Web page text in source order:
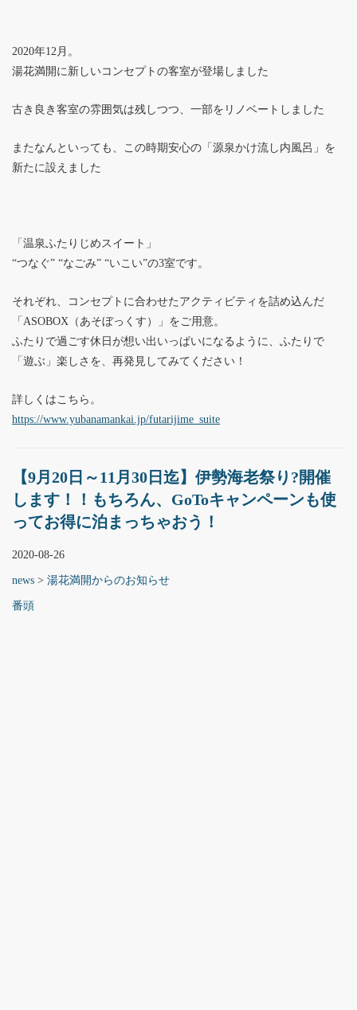
2020年12月。
湯花満開に新しいコンセプトの客室が登場しました
古き良き客室の雰囲気は残しつつ、一部をリノベートしました
またなんといっても、この時期安心の「源泉かけ流し内風呂」を
新たに設えました
「温泉ふたりじめスイート」
“つなぐ” “なごみ” “いこい”の3室です。
それぞれ、コンセプトに合わせたアクティビティを詰め込んだ
「ASOBOX（あそぼっくす）」をご用意。
ふたりで過ごす休日が想い出いっぱいになるように、ふたりで
「遊ぶ」楽しさを、再発見してみてください！
詳しくはこちら。
https://www.yubanamankai.jp/futarijime_suite
【9月20日～11月30日迄】伊勢海老祭り?開催
します！！もちろん、GoToキャンペーンも使
ってお得に泊まっちゃおう！
2020-08-26
news > 湯花満開からのお知らせ
番頭